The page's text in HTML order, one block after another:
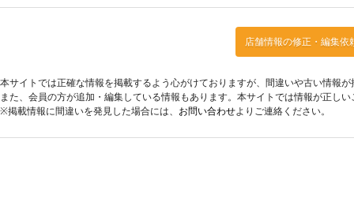
店舗情報の修正・編集依
本サイトでは正確な情報を掲載するよう心がけておりますが、間違いや古い情報
また、会員の方が追加・編集している情報もあります。本サイトでは情報が正し
※掲載情報に間違いを発見した場合には、 お問い合わせよりご連絡ください。